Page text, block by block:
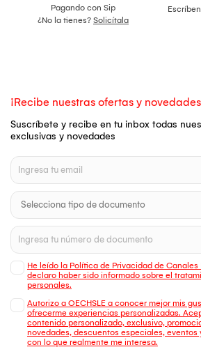
Pagando con Sip
¿No la tienes? Solicítala
¡Recibe nuestras ofertas y
Suscríbete y recibe en tu inbox todas
exclusivas y novedades
He leído la Política de Privacidad de Canales
declaro haber sido informado sobre el
personales.
Autorizo a OECHSLE a conocer mejor mis
ofrecerme experiencias personalizadas.
contenido personalizado, exclusivo,
novedades, descuentos especiales, eventos
con lo que realmente me interesa.